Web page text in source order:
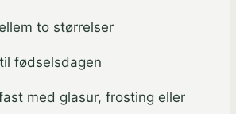
to størrelser
fødselsdagen
med glasur, frosting eller